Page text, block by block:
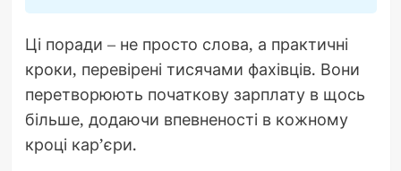
Ці поради – не просто слова, а практичні
кроки, перевірені тисячами фахівців. Вони
перетворюють початкову зарплату в щось
більше, додаючи впевненості в кожному
кроці кар’єри.